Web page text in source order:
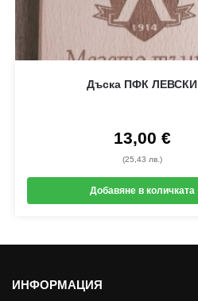
Дъска ПФК ЛЕВСКИ
13,00 €
(25,43 лв.)
Добавяне в количката
ИНФОРМАЦИЯ